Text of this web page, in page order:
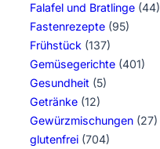
Falafel und Bratlinge (44)
Fastenrezepte (95)
Frühstück (137)
Gemüsegerichte (401)
Gesundheit (5)
Getränke (12)
Gewürzmischungen (27)
glutenfrei (704)